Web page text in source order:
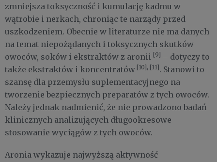
zmniejsza toksyczność i kumulację kadmu w
wątrobie i nerkach, chroniąc te narządy przed
uszkodzeniem. Obecnie w literaturze nie ma danych
na temat niepożądanych i toksycznych skutków
owoców, soków i ekstraktów z aronii [9] – dotyczy to
także ekstraktów i koncentratów [10], [11] . Stanowi to
szansę dla przemysłu suplementacyjnego na
tworzenie bezpiecznych preparatów z tych owoców.
Należy jednak nadmienić, że nie prowadzono badań
klinicznych analizujących długookresowe
stosowanie wyciągów z tych owoców.
Aronia wykazuje najwyższą aktywność